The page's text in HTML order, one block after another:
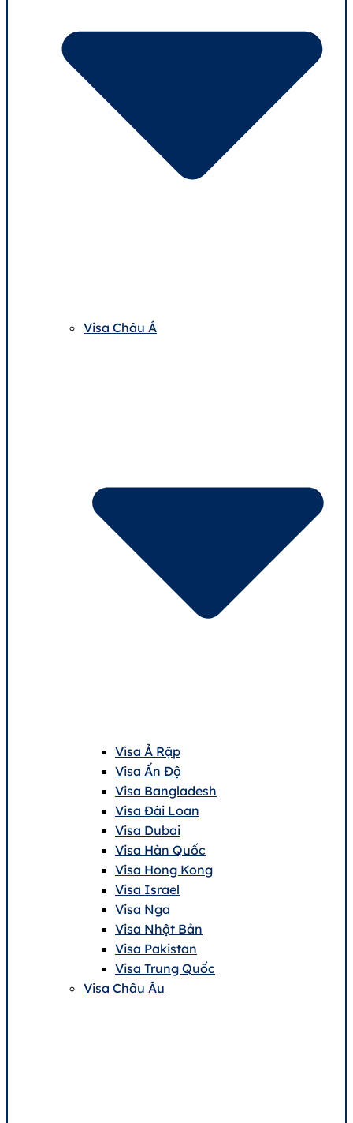
Visa Châu Á
Visa Ả Rập
Visa Ấn Độ
Visa Bangladesh
Visa Đài Loan
Visa Dubai
Visa Hàn Quốc
Visa Hong Kong
Visa Israel
Visa Nga
Visa Nhật Bản
Visa Pakistan
Visa Trung Quốc
Visa Châu Âu